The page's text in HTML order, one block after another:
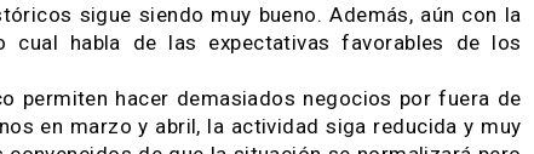
vacuna son como vasos comunicantes. El año
al de China, tuvo el mismo pico en
valor al que Uruguay puede colocar sus
a la de los competidores de la región por el